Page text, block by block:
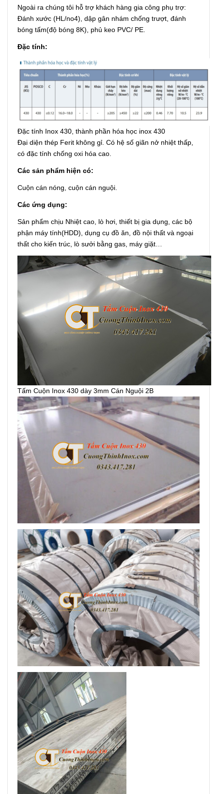
Ngoài ra chúng tôi hỗ trợ khách hàng gia công phụ trợ:
Đánh xước (HL/no4), dập gân nhám chống trượt, đánh
bóng tấm(độ bóng 8K), phủ keo PVC/ PE.
Đặc tính:
Đặc tính Inox 430, thành phần hóa học inox 430
Đại diện thép Ferit không gỉ. Có hệ số giãn nở nhiệt thấp,
có đặc tính chống oxi hóa cao.
Các sản phẩm hiện có:
Cuộn cán nóng, cuộn cán nguội.
Các ứng dụng:
Sản phẩm chịu Nhiệt cao, lò hơi, thiết bị gia dụng, các bộ
phận máy tính(HDD), dụng cụ đồ ăn, đồ nội thất và ngoại
thất cho kiến trúc, lò sưởi bằng gas, máy giặt…
Tấm Cuộn Inox 430 dày 3mm Cán Nguội 2B